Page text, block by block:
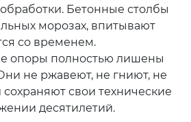
Бетонные столбы
морозах, впитывают
со временем.
опоры полностью лишены
не ржавеют, не гниют, не
свои технические
десятилетий.